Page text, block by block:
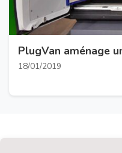
PlugVan aménage
18/01/2019